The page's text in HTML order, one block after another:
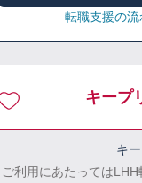
転職支援の流
キープ
キ
ご利用にあたっては